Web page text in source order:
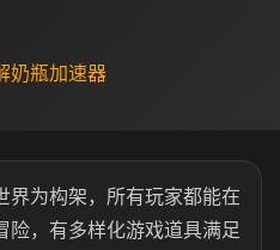
奶瓶加速器
界为构架，所有玩家都能在
险，有多样化游戏道具满足